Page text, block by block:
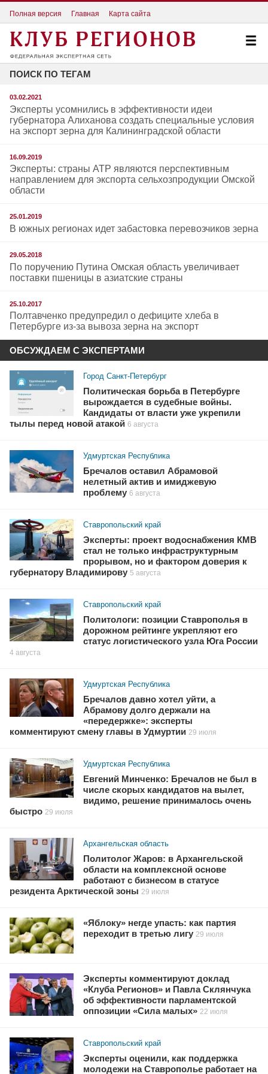
Полная версия Главная Карта сайта
ПОИСК ПО ТЕГАМ
03.02.2021
Эксперты усомнились в эффективности идеи
губернатора Алиханова создать специальные условия
на экспорт зерна для Калининградской области
16.09.2019
Эксперты: страны АТР являются перспективным
направлением для экспорта сельхозпродукции Омской
области
25.01.2019
В южных регионах идет забастовка перевозчиков зерна
29.05.2018
По поручению Путина Омская область увеличивает
поставки пшеницы в азиатские страны
25.10.2017
Полтавченко предупредил о дефиците хлеба в
Петербурге из-за вывоза зерна на экспорт
ОБСУЖДАЕМ С ЭКСПЕРТАМИ
Город Санкт-Петербург
Политическая борьба в Петербурге
вырождается в судебные войны.
Кандидаты от власти уже укрепили
тылы перед новой атакой 6 августа
Удмуртская Республика
Бречалов оставил Абрамовой
нелетный актив и имиджевую
проблему 6 августа
Ставропольский край
Эксперты: проект водоснабжения КМВ
стал не только инфраструктурным
прорывом, но и фактором доверия к
губернатору Владимирову 5 августа
Ставропольский край
Политологи: позиции Ставрополья в
дорожном рейтинге укрепляют его
статус логистического узла Юга России
4 августа
Удмуртская Республика
Бречалов давно хотел уйти, а
Абрамову долго держали на
«передержке»: эксперты
комментируют смену главы в Удмуртии 29 июля
Удмуртская Республика
Евгений Минченко: Бречалов не был в
числе скорых кандидатов на вылет,
видимо, решение принималось очень
быстро 29 июля
Архангельская область
Политолог Жаров: в Архангельской
области на комплексной основе
работают с бизнесом в статусе
резидента Арктической зоны 29 июля
«Яблоку» негде упасть: как партия
переходит в третью лигу 29 июля
Эксперты комментируют доклад
«Клуба Регионов» и Павла Склянчука
об эффективности парламентской
оппозиции «Сила малых» 22 июля
Ставропольский край
Эксперты оценили, как поддержка
молодежи на Ставрополье работает на